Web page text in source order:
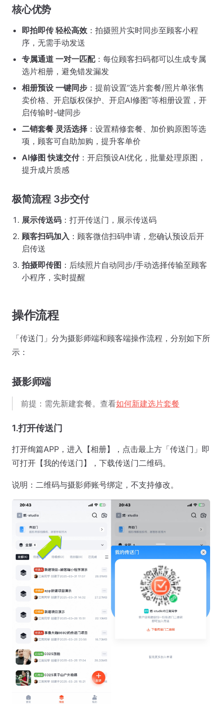
核心优势
即拍即传 轻松高效 ：拍摄照片实时同步至顾客小程
序，无需手动发送
专属通道 一对一匹配：每位顾客扫码都可以生成专属
选片相册，避免错发漏发
相册预设 一键同步 ：提前设置“选片套餐/照片单张售
卖价格、开启版权保护、开启AI修图”等相册设置，开
启传输时-键同步
二销套餐 灵活选择 ：设置精修套餐、加价购原图等选
项，顾客可自助加购，提升客单价
AI修图 快速交付：开启预设AI优化，批量处理原图，
提升成片质感
极简流程 3步交付
展示传送码 ：打开传送门，展示传送码
顾客扫码加入 ：顾客微信扫码申请，您确认预设后开
启传送
拍摄即传图 ：后续照片自动同步/手动选择传输至顾客
小程序，实时提醒
操作流程
「传送门」分为摄影师端和顾客端操作流程，分别如下所
示：
摄影师端
前提：需先新建套餐。查看如何新建选片套餐
1.打开传送门
打开绚篇APP，进入【相册】，点击最上方「传送门」即
可打开【我的传送门】，下载传送门二维码。
说明：二维码与摄影师账号绑定，不支持修改。